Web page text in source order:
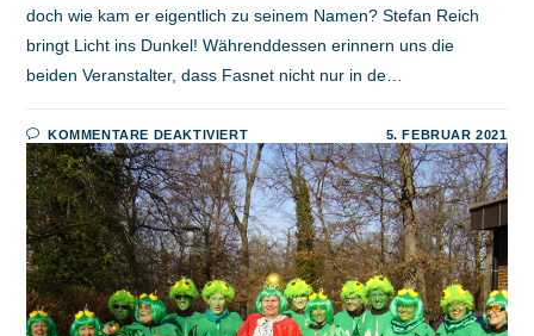
doch wie kam er eigentlich zu seinem Namen? Stefan Reich
bringt Licht ins Dunkel! Währenddessen erinnern uns die
beiden Veranstalter, dass Fasnet nicht nur in de…
KOMMENTARE DEAKTIVIERTFÜR
05.02.2021:
ZWETSCHGENBALL
5. FEBRUAR 2021